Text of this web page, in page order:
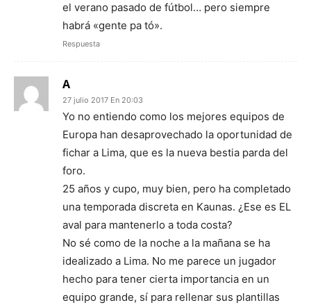
el verano pasado de fútbol… pero siempre
habrá «gente pa tó».
Respuesta
A
27 julio 2017 En 20:03
Yo no entiendo como los mejores equipos de
Europa han desaprovechado la oportunidad de
fichar a Lima, que es la nueva bestia parda del
foro.
25 años y cupo, muy bien, pero ha completado
una temporada discreta en Kaunas. ¿Ese es EL
aval para mantenerlo a toda costa?
No sé como de la noche a la mañana se ha
idealizado a Lima. No me parece un jugador
hecho para tener cierta importancia en un
equipo grande, sí para rellenar sus plantillas